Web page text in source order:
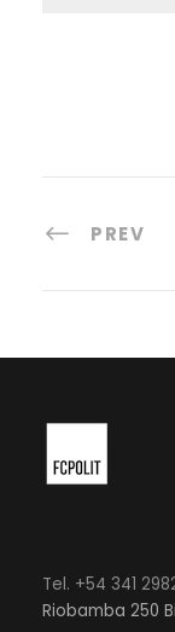
PREV
Tel. +54 341
Riobamba 250